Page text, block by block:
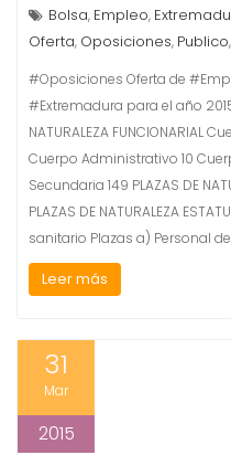
Bolsa, Empleo,
Oferta, Oposiciones, Publico,
#Oposiciones Oferta de
#Extremadura para el año 2015
NATURALEZA FUNCIONARIAL
Cuerpo Administrativo 10
Secundaria 149 PLAZAS DE
PLAZAS DE NATURALEZA
sanitario Plazas a) Personal
Leer más
31
Mar
2015